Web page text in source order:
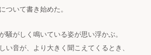
ついて書き始めた。
騒がしく鳴いている姿が思い浮かぶ。
い音が、より大きく聞こえてくるとき、